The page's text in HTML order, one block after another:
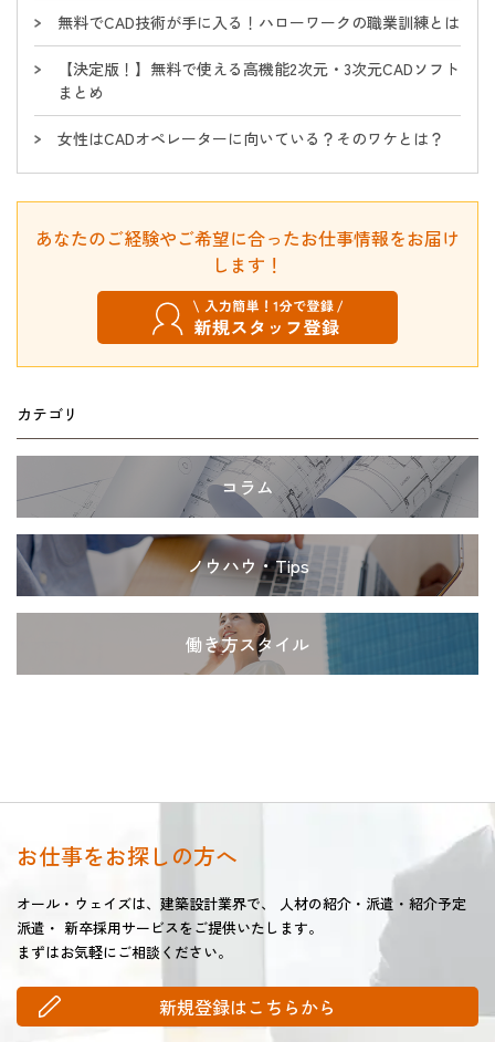
無料でCAD技術が手に入る！ハローワークの職業訓練とは
【決定版！】無料で使える高機能2次元・3次元CADソフト
まとめ
女性はCADオペレーターに向いている？そのワケとは？
あなたのご経験やご希望に合ったお仕事情報をお届け
します！
カテゴリ
コラム
ノウハウ・Tips
働き方スタイル
お仕事をお探しの方へ
オール・ウェイズは、建築設計業界で、
人材の紹介・派遣・紹介予定
派遣・ 新卒採用サービスをご提供いたします。
まずはお気軽にご相談ください。
新規登録はこちらから